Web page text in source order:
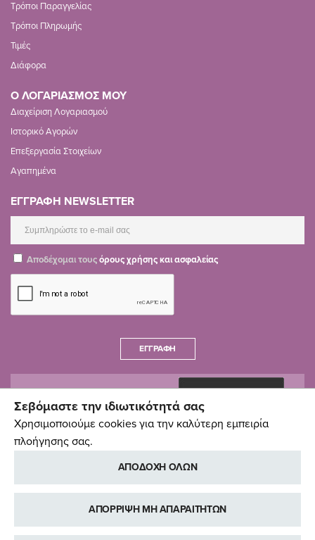
Τρόποι Παραγγελίας
Τρόποι Πληρωμής
Τιμές
Διάφορα
Ο ΛΟΓΑΡΙΑΣΜΟΣ ΜΟΥ
Διαχείριση Λογαριασμού
Ιστορικό Αγορών
Επεξεργασία Στοιχείων
Αγαπημένα
ΕΓΓΡΑΦΗ NEWSLETTER
Αποδέχομαι τουςόρους χρήσης και ασφαλείας
ΕΓΓΡΑΦΉ
Σεβόμαστε την ιδιωτικότητά σας
Χρησιμοποιούμε cookies για την καλύτερη εμπειρία
πλοήγησης σας.
ΑΠΟΔΟΧΗ ΟΛΩΝ
ΑΠΟΡΡΙΨΗ ΜΗ ΑΠΑΡΑΙΤΗΤΩΝ